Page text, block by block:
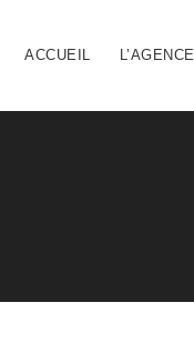
ACCUEIL L’AGENCE